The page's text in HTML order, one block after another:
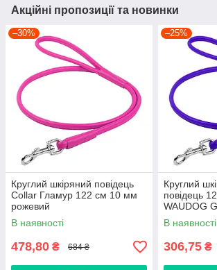
Акційні пропозиції та новинки
–30%
Круглий шкіряний повідець
Collar Гламур 122 см 10 мм
рожевий
В наявності
478,80 ₴ 684 ₴
–25%
Круглий
повідець
WAUDOG
фіолетовий
В наявності
306,75 ₴